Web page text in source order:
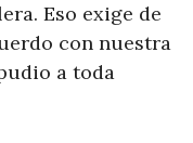
Eso exige de
con nuestra
a toda